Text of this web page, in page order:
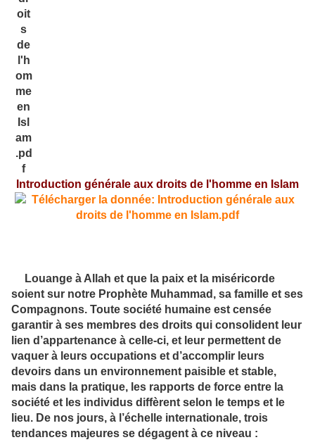
Introduction générale aux droits de l'homme en Islam
Louange à Allah et que la paix et la miséricorde
soient sur notre Prophète Muhammad, sa famille et ses
Compagnons. Toute société humaine est censée
garantir à ses membres des droits qui consolident leur
lien d’appartenance à celle-ci, et leur permettent de
vaquer à leurs occupations et d’accomplir leurs
devoirs dans un environnement paisible et stable,
mais dans la pratique, les rapports de force entre la
société et les individus diffèrent selon le temps et le
lieu. De nos jours, à l’échelle internationale, trois
tendances majeures se dégagent à ce niveau :